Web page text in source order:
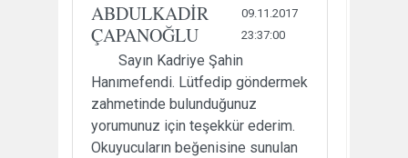
ABDULKADİR
ÇAPANOĞLU
09.11.2017
23:37:00
Sayın Kadriye Şahin
Hanımefendi. Lütfedip göndermek
zahmetinde bulunduğunuz
yorumunuz için teşekkür ederim.
Okuyucuların beğenisine sunulan